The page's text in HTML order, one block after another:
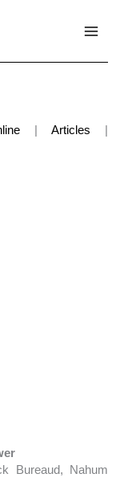
| Articles |
Bureaud, Nahum